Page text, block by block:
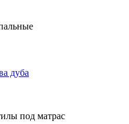
дуба
под матрас